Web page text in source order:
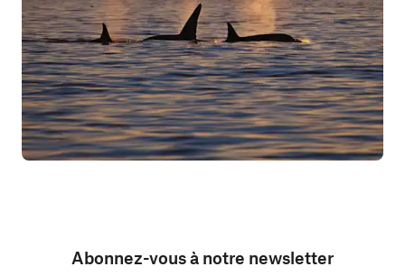
Abonnez-vous à notre newsletter